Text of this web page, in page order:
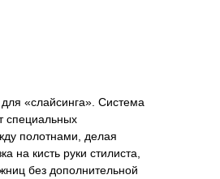
«слайсинга». Система
специальных
полотнами, делая
на кисть руки стилиста,
без дополнительной